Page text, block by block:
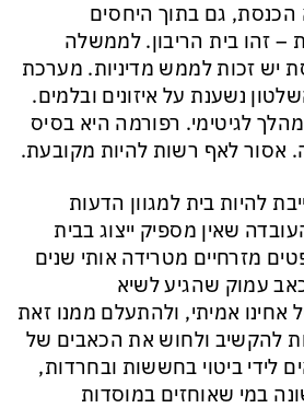
הכנסת, גם בתוך היחסים
– זהו בית הריבון. לממשלה
יש זכות לממש מדיניות. מערכת
נשענת על איזונים ובלמים.
מהלך לגיטימי. רפורמה היא בסיס
אסור לאף רשות להיות מקובעת.
להיות בית למגוון הדעות
שאין מספיק ייצוג בבית
מזרחיים מטרידה אותי שנים
עמוק שהגיע לשיא
אמיתי, ולהתעלם ממנו זאת
להקשיב ולחוש את הכאבים של
לידי ביטוי בחששות ובחרדות,
במי שאוחזים במוסדות